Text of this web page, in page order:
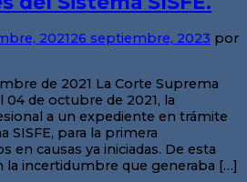
202126 septiembre, 2023 por
de 2021 La Corte Suprema
de octubre de 2021, la
a un expediente en trámite
SISFE, para la primera
en causas ya iniciadas. De esta
la incertidumbre que generaba […]